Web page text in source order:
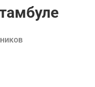
позволяет вам
Окунитесь в
дервишей, когда они